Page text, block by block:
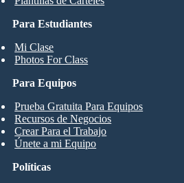
Para Estudiantes
Mi Clase
Photos For Class
Para Equipos
Prueba Gratuita Para Equipos
Recursos de Negocios
Crear Para el Trabajo
Únete a mi Equipo
Políticas